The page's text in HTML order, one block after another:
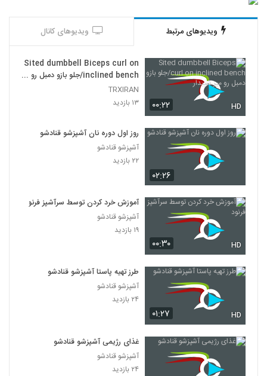
ویدیوهای مرتبط ویدیوهای کانال
۰۰:۲۲ HD
Sited dumbbell Biceps curl on
inclined bench/جلو بازو دمبل رو
میز شیبدار
TRXIRAN
۱۳ بازدید
۰۲:۲۶
روز اول دوره نان آشپزشو قنادشو
آشپزشو قنادشو
۲۲ بازدید
۰۰:۳۰ HD
آموزش خرد کردن توسط سرآشپز فرنود
آشپزشو قنادشو
۱۹ بازدید
۰۱:۲۷ HD
طرز تهیه پاستا آشپزشو قنادشو
آشپزشو قنادشو
۲۴ بازدید
غذای رژیمی آشپزشو قنادشو
آشپزشو قنادشو
۲۴ بازدید